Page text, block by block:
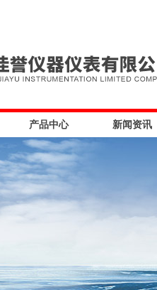
产品中心 新闻资讯